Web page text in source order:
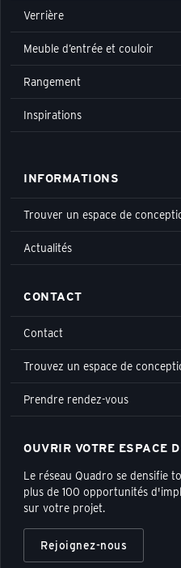
Verrière
Meuble d’entrée et couloir
Rangement
Inspirations
INFORMATIONS
Trouver un espace de
Actualités
CONTACT
Contact
Trouvez un espace de
Prendre rendez-vous
OUVRIR VOTRE ESPACE
Le réseau Quadro se densifie
plus de 100 opportunités
sur votre projet.
Rejoignez-nous